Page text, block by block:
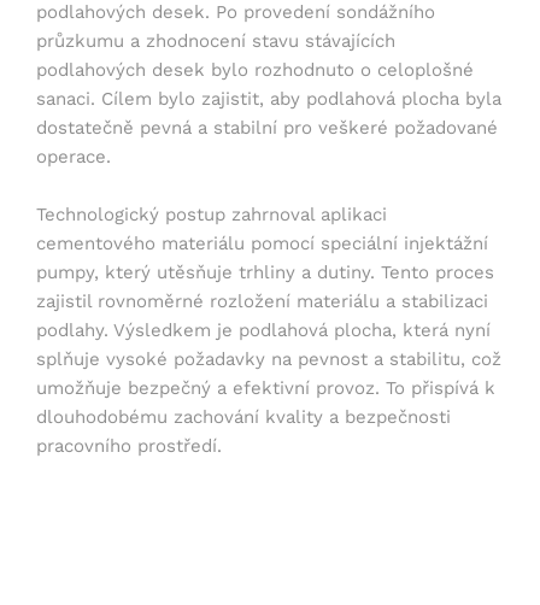
podlahových desek. Po provedení sondážního
průzkumu a zhodnocení stavu stávajících
podlahových desek bylo rozhodnuto o celoplošné
sanaci. Cílem bylo zajistit, aby podlahová plocha byla
dostatečně pevná a stabilní pro veškeré požadované
operace.
Technologický postup zahrnoval aplikaci
cementového materiálu pomocí speciální injektážní
pumpy, který utěsňuje trhliny a dutiny. Tento proces
zajistil rovnoměrné rozložení materiálu a stabilizaci
podlahy. Výsledkem je podlahová plocha, která nyní
splňuje vysoké požadavky na pevnost a stabilitu, což
umožňuje bezpečný a efektivní provoz. To přispívá k
dlouhodobému zachování kvality a bezpečnosti
pracovního prostředí.